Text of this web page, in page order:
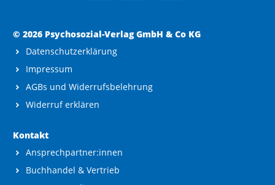
© 2026 Psychosozial-Verlag GmbH & Co KG
Datenschutzerklärung
Impressum
AGBs und Widerrufsbelehrung
Widerruf erklären
Kontakt
Ansprechpartner:innen
Buchhandel & Vertrieb